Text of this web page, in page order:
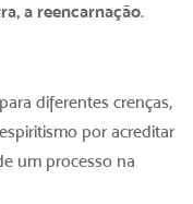
a reencarnação.
diferentes crenças,
por acreditar
um processo na